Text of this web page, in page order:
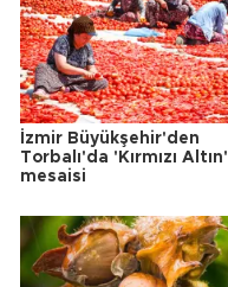
İzmir Büyükşehir'den
Torbalı'da 'Kırmızı Altın'
mesaisi